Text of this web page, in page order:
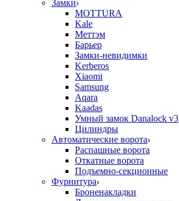
Замки
MOTTURA
Kale
Меттэм
Барьер
Замки-невидимки
Kerberos
Xiaomi
Samsung
Aqara
Kaadas
Умный замок Danalock v3
Цилиндры
Автоматические ворота
Распашные ворота
Откатные ворота
Подъемно-секционные
Фурнитура
Броненакладки